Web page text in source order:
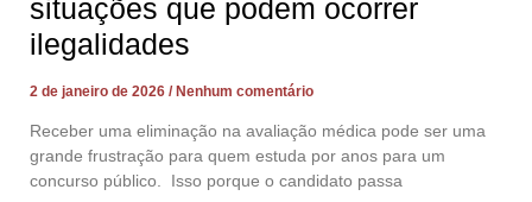
situações que podem ocorrer
ilegalidades
2 de janeiro de 2026 Nenhum comentário
Receber uma eliminação na avaliação médica pode ser uma
grande frustração para quem estuda por anos para um
concurso público. Isso porque o candidato passa